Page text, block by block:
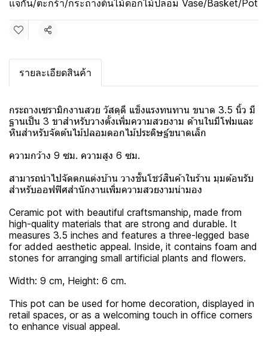
แจกัน/ตะกร้า/กระถางต้นไม้ดอกไม้ปลอม Vase/Basket/Pot
แชร์
รายละเอียดสินค้า
กระถางเซรามิกงานสวย วัสดุดี แข็งแรงทนทาน ขนาด 3.5 นิ้ว มี
ฐานเป็น 3 ขาสำหรับวางตั้งเพิ่มความสวยงาม ด้านในมีโฟมและ
หินสำหรับจัดต้นไม้ปลอมดอกไม้ประดิษฐ์ขนาดเล็ก
ความกว้าง 9 ซม. ความสูง 6 ซม.
สามารถนำไปจัดตกแต่งบ้าน วางชั้นโชว์สินค้าในร้าน มุมต้อนรับ
สำหรับออฟฟิศสำนักงานเพิ่มความสวยงามน่ามอง
Ceramic pot with beautiful craftsmanship, made from
high-quality materials that are strong and durable. It
measures 3.5 inches and features a three-legged base
for added aesthetic appeal. Inside, it contains foam and
stones for arranging small artificial plants and flowers.
Width: 9 cm, Height: 6 cm.
This pot can be used for home decoration, displayed in
retail spaces, or as a welcoming touch in office corners
to enhance visual appeal.